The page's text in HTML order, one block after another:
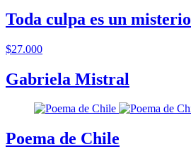
Toda culpa es un misterio
$27.000
Gabriela Mistral
Poema de Chile